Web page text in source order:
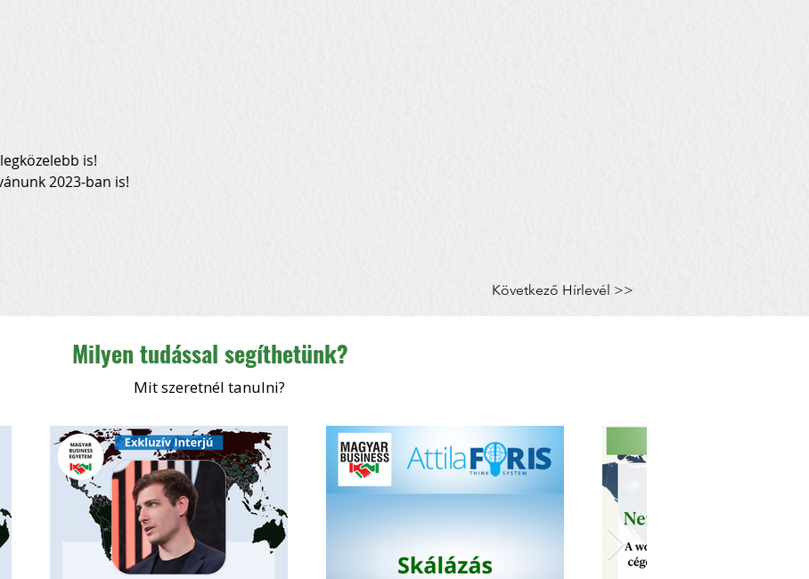
is!
2023-ban is!
Következő Hírlevél >>
Milyen tudással segíthetünk?
Mit szeretnél tanulni?